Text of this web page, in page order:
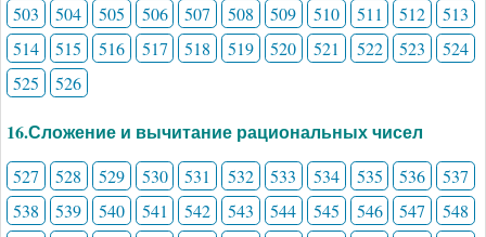
503
504 505 506 507 508 509 510 511 512
513
514
515 516 517 518 519 520 521 522 523
524
525
526
16.Сложение и вычитание рациональных чисел
527 528 529 530 531 532 533 534 535 536
537
538
539 540 541 542 543 544 545 546 547
548